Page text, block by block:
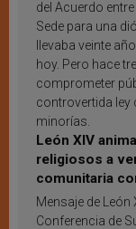
del Acuerdo
Sede para una
llevaba veinte
hoy. Pero hace
comprometer
controvertida ley
minorías.
León XIV
religiosos a
comunitaria
inspiración y
Mensaje de León
Conferencia de